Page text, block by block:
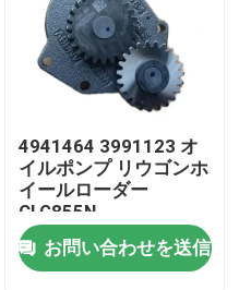
4941464 3991123 オ
イルポンプ リウゴンホ
イールローダー
CLG855N、
CLG856H、CLG862H
エンジン6CT83│
お問い合わせを送信